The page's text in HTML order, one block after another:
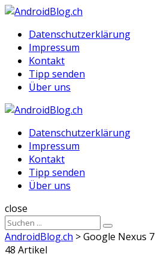
Menu
MenuDatenschutzerklärung
Impressum
Kontakt
Tipp senden
Über uns
Datenschutzerklärung
Impressum
Kontakt
Tipp senden
Über uns
Suche
close
Sucheergebnisse
für
Suche
AndroidBlog.ch >Google Nexus 7
48 Artikel